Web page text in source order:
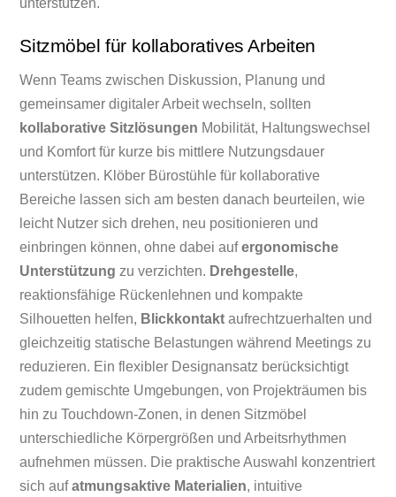
Sitzmöbel für kollaboratives Arbeiten
Wenn Teams zwischen Diskussion, Planung und
gemeinsamer digitaler Arbeit wechseln, sollten
kollaborative Sitzlösungen Mobilität, Haltungswechsel
und Komfort für kurze bis mittlere Nutzungsdauer
unterstützen. Klöber Bürostühle für kollaborative
Bereiche lassen sich am besten danach beurteilen, wie
leicht Nutzer sich drehen, neu positionieren und
einbringen können, ohne dabei aufergonomische
Unterstützung zu verzichten. Drehgestelle,
reaktionsfähige Rückenlehnen und kompakte
Silhouetten helfen, Blickkontakt aufrechtzuerhalten und
gleichzeitig statische Belastungen während Meetings zu
reduzieren. Ein flexibler Designansatz berücksichtigt
zudem gemischte Umgebungen, von Projekträumen bis
hin zu Touchdown-Zonen, in denen Sitzmöbel
unterschiedliche Körpergrößen und Arbeitsrhythmen
aufnehmen müssen. Die praktische Auswahl konzentriert
sich aufatmungsaktive Materialien, intuitive